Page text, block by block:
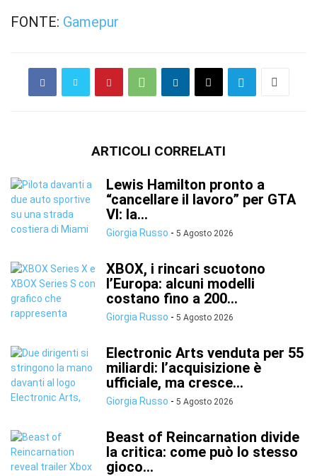
FONTE: Gamepur
ARTICOLI CORRELATI
Lewis Hamilton pronto a
“cancellare il lavoro” per GTA
VI: la...
Giorgia Russo - 5 Agosto 2026
XBOX, i rincari scuotono
l’Europa: alcuni modelli
costano fino a 200...
Giorgia Russo - 5 Agosto 2026
Electronic Arts venduta per 55
miliardi: l’acquisizione è
ufficiale, ma cresce...
Giorgia Russo - 5 Agosto 2026
Beast of Reincarnation divide
la critica: come può lo stesso
gioco...